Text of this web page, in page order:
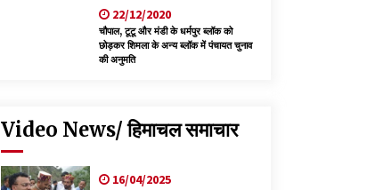
22/12/2020
चौपाल, टूटू और मंडी के धर्मपुर ब्लॉक को
छोड़कर शिमला के अन्य ब्लॉक में पंचायत चुनाव
की अनुमति
Video News/ हिमाचल समाचार
16/04/2025